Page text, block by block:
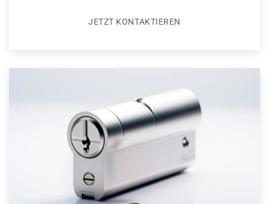
JETZT KONTAKTIEREN